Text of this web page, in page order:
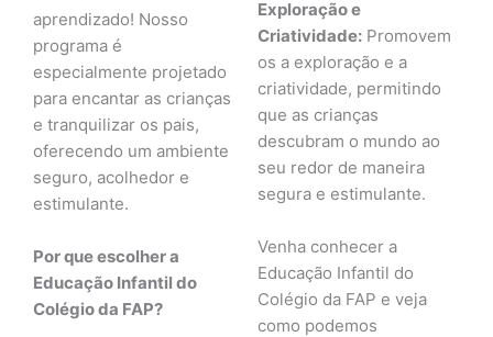
aprendizado! Nosso
programa é
especialmente projetado
para encantar as crianças
e tranquilizar os pais,
oferecendo um ambiente
seguro, acolhedor e
estimulante.
Por que escolher a
Educação Infantil do
Colégio da FAP?
Exploração e
Criatividade: Promovem
os a exploração e a
criatividade, permitindo
que as crianças
descubram o mundo ao
seu redor de maneira
segura e estimulante.
Venha conhecer a
Educação Infantil do
Colégio da FAP e veja
como podemos